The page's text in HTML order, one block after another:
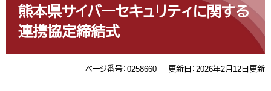
熊本県サイバーセキュリティに関する
連携協定締結式
ページ番号：0258660 更新日：2026年2月12日更新